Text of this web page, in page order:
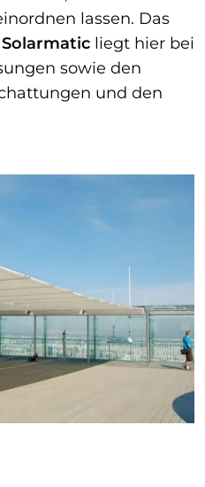
lassen. Das
Solarmatic liegt hier bei
sowie den
und den